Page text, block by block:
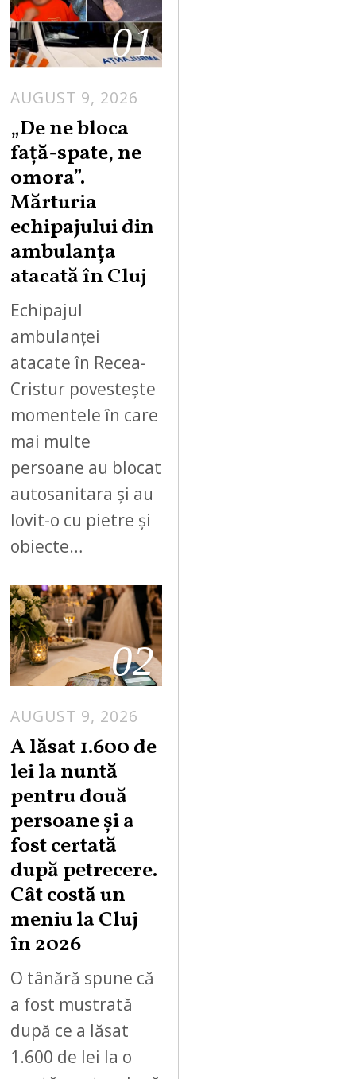
01
AUGUST 9, 2026
„De ne bloca
față-spate, ne
omora”.
Mărturia
echipajului din
ambulanța
atacată în Cluj
Echipajul
ambulanței
atacate în Recea-
Cristur povestește
momentele în care
mai multe
persoane au blocat
autosanitara și au
lovit-o cu pietre și
obiecte…
02
AUGUST 9, 2026
A lăsat 1.600 de
lei la nuntă
pentru două
persoane și a
fost certată
după petrecere.
Cât costă un
meniu la Cluj
în 2026
O tânără spune că
a fost mustrată
după ce a lăsat
1.600 de lei la o